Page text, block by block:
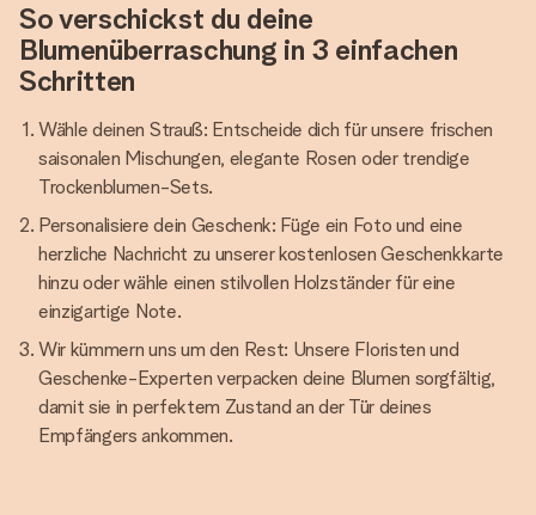
So verschickst du deine
Blumenüberraschung in 3 einfachen
Schritten
Wähle deinen Strauß: Entscheide dich für unsere frischen
saisonalen Mischungen, elegante Rosen oder trendige
Trockenblumen-Sets.
Personalisiere dein Geschenk: Füge ein Foto und eine
herzliche Nachricht zu unserer kostenlosen Geschenkkarte
hinzu oder wähle einen stilvollen Holzständer für eine
einzigartige Note.
Wir kümmern uns um den Rest: Unsere Floristen und
Geschenke-Experten verpacken deine Blumen sorgfältig,
damit sie in perfektem Zustand an der Tür deines
Empfängers ankommen.